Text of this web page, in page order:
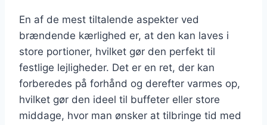
En af de mest tiltalende aspekter ved
brændende kærlighed er, at den kan laves i
store portioner, hvilket gør den perfekt til
festlige lejligheder. Det er en ret, der kan
forberedes på forhånd og derefter varmes op,
hvilket gør den ideel til buffeter eller store
middage, hvor man ønsker at tilbringe tid med